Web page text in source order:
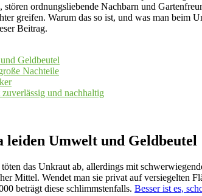
ordnungsliebende Nachbarn und
greifen. Warum das so ist, und was man beim
Beitrag.
Geldbeutel
Nachteile
und nachhaltig
Umwelt und Geldbeutel
das Unkraut ab, allerdings mit
Mittel. Wendet man sie privat auf versiegelten
beträgt diese schlimmstenfalls. Besser ist es,